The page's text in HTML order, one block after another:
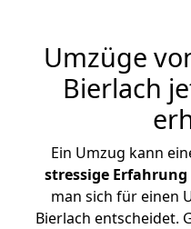
Umzüge
Bierlach
Ein Umzug kann
stressige Erfahrung
man sich für einen
Bierlach entscheidet.